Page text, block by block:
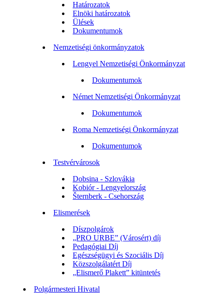
Határozatok
Elnöki határozatok
Ülések
Dokumentumok
Nemzetiségi önkormányzatok
Lengyel Nemzetiségi Önkormányzat
Dokumentumok
Német Nemzetiségi Önkormányzat
Dokumentumok
Roma Nemzetiségi Önkormányzat
Dokumentumok
Testvérvárosok
Dobsina - Szlovákia
Kobiór - Lengyelország
Šternberk - Csehország
Elismerések
Díszpolgárok
„PRO URBE” (Városért) díj
Pedagógiai Díj
Egészségügyi és Szociális Díj
Közszolgálatért Díj
„Elismerő Plakett” kitüntetés
Polgármesteri Hivatal